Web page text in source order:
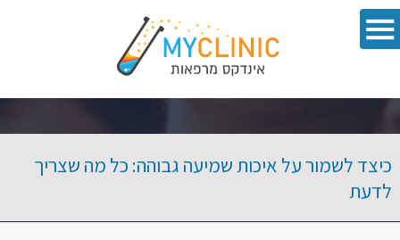
כיצד לשמור על איכות שמיעה גבוהה: כל מה שצריך
לדעת